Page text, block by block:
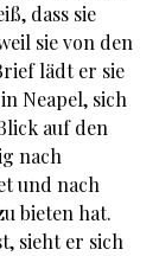
dass sie
sie von den
lädt er sie
Neapel, sich
auf den
nach
und nach
bieten hat.
sieht er sich